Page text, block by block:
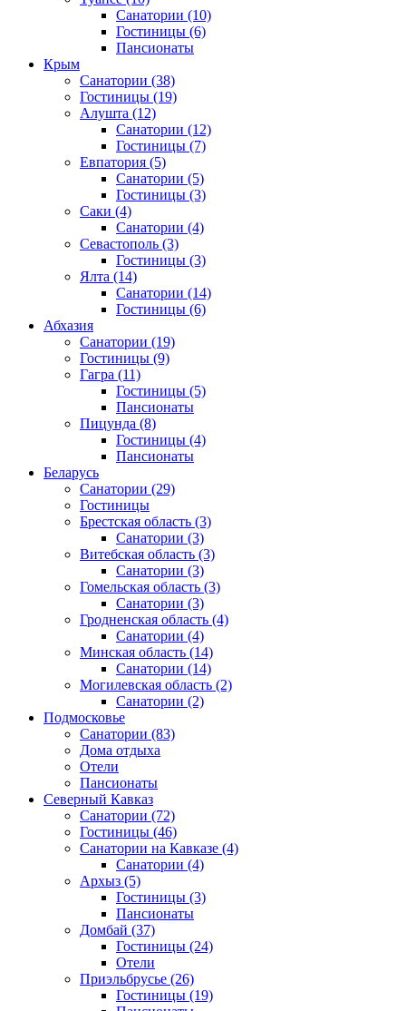
Санатории (10)
Гостиницы (6)
Пансионаты
Крым
Санатории (38)
Гостиницы (19)
Алушта (12)
Санатории (12)
Гостиницы (7)
Евпатория (5)
Санатории (5)
Гостиницы (3)
Саки (4)
Санатории (4)
Севастополь (3)
Гостиницы (3)
Ялта (14)
Санатории (14)
Гостиницы (6)
Абхазия
Санатории (19)
Гостиницы (9)
Гагра (11)
Гостиницы (5)
Пансионаты
Пицунда (8)
Гостиницы (4)
Пансионаты
Беларусь
Санатории (29)
Гостиницы
Брестская область (3)
Санатории (3)
Витебская область (3)
Санатории (3)
Гомельская область (3)
Санатории (3)
Гродненская область (4)
Санатории (4)
Минская область (14)
Санатории (14)
Могилевская область (2)
Санатории (2)
Подмосковье
Санатории (83)
Дома отдыха
Отели
Пансионаты
Северный Кавказ
Санатории (72)
Гостиницы (46)
Санатории на Кавказе (4)
Санатории (4)
Архыз (5)
Гостиницы (3)
Пансионаты
Домбай (37)
Гостиницы (24)
Отели
Приэльбрусье (26)
Гостиницы (19)